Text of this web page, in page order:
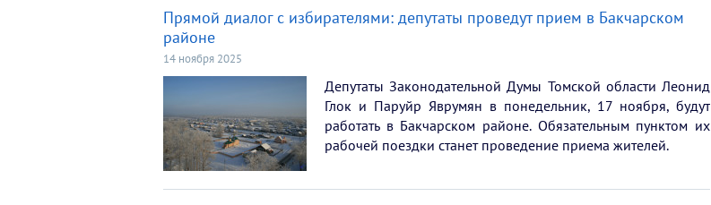
Прямой диалог с избирателями: депутаты проведут прием в Бакчарском
районе
14 ноября 2025
Депутаты Законодательной Думы Томской области Леонид
Глок и Паруйр Яврумян в понедельник, 17 ноября, будут
работать в Бакчарском районе. Обязательным пунктом их
рабочей поездки станет проведение приема жителей.